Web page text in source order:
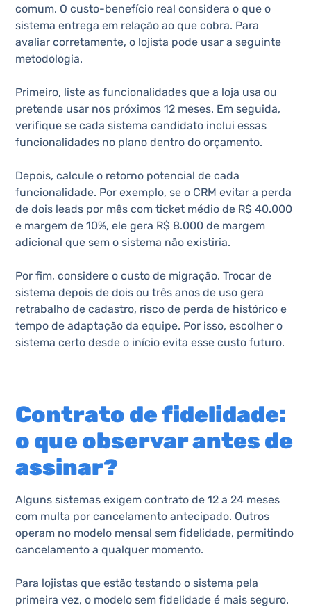
comum. O custo-benefício real considera o que o
sistema entrega em relação ao que cobra. Para
avaliar corretamente, o lojista pode usar a seguinte
metodologia.
Primeiro, liste as funcionalidades que a loja usa ou
pretende usar nos próximos 12 meses. Em seguida,
verifique se cada sistema candidato inclui essas
funcionalidades no plano dentro do orçamento.
Depois, calcule o retorno potencial de cada
funcionalidade. Por exemplo, se o CRM evitar a perda
de dois leads por mês com ticket médio de R$ 40.000
e margem de 10%, ele gera R$ 8.000 de margem
adicional que sem o sistema não existiria.
Por fim, considere o custo de migração. Trocar de
sistema depois de dois ou três anos de uso gera
retrabalho de cadastro, risco de perda de histórico e
tempo de adaptação da equipe. Por isso, escolher o
sistema certo desde o início evita esse custo futuro.
Contrato de fidelidade:
o que observar antes de
assinar?
Alguns sistemas exigem contrato de 12 a 24 meses
com multa por cancelamento antecipado. Outros
operam no modelo mensal sem fidelidade, permitindo
cancelamento a qualquer momento.
Para lojistas que estão testando o sistema pela
primeira vez, o modelo sem fidelidade é mais seguro.